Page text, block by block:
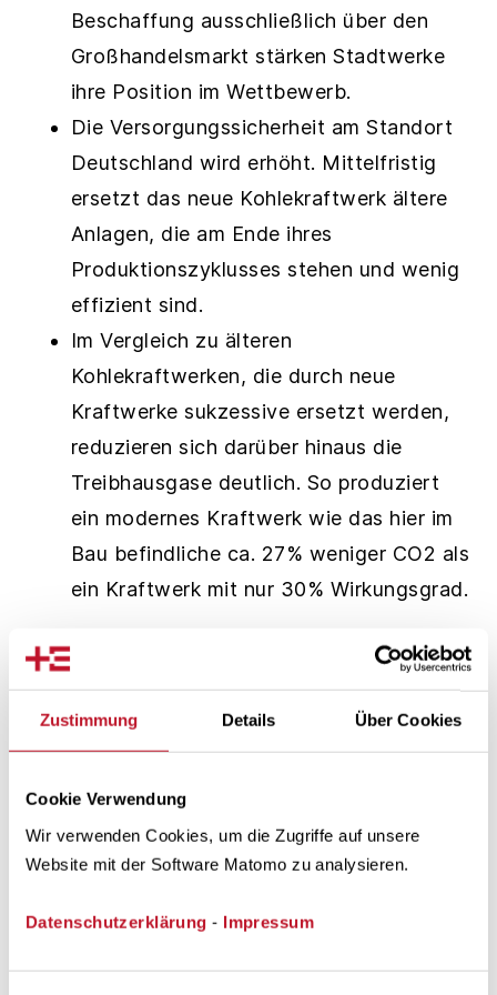
Zustimmung Details Über Cookies
Cookie Verwendung
Wir verwenden Cookies, um die Zugriffe auf unsere
Website mit der Software Matomo zu analysieren.
Datenschutzerklärung - Impressum
Beschaffung ausschließlich über den
Großhandelsmarkt stärken Stadtwerke
ihre Position im Wettbewerb.
Die Versorgungssicherheit am Standort
Deutschland wird erhöht. Mittelfristig
ersetzt das neue Kohlekraftwerk ältere
Anlagen, die am Ende ihres
Produktionszyklusses stehen und wenig
effizient sind.
Im Vergleich zu älteren
Kohlekraftwerken, die durch neue
Kraftwerke sukzessive ersetzt werden,
reduzieren sich darüber hinaus die
Treibhausgase deutlich. So produziert
ein modernes Kraftwerk wie das hier im
Bau befindliche ca. 27% weniger CO2 als
ein Kraftwerk mit nur 30% Wirkungsgrad.
„Das neue Kohlekraftwerk leistet einen wichtigen
Beitrag zum Klimaschutz und zu mehr Wettbewerb
schrittweise Ersatz alter Kohlekraftwerke durch
neue hocheffiziente Anlagen in Nordrhein-
Westfalen kann bis 2020 zu Einsparungen von 30
Mio. t führen“, sagte Wirtschaftsministerin Christa
Thoben. Zudem sei das Konzept Trianel
richtungsweisend, da es vielen Stadtwerken den